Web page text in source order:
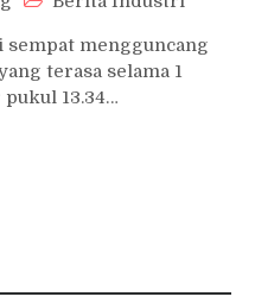
sempat mengguncang
terasa selama 1
13.34…